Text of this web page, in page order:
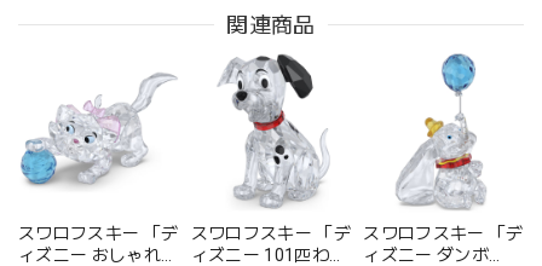
関連商品
スワロフスキー 「デ
ィズニー おしゃれキ
スワロフスキー 「デ
ィズニー 101匹わん
スワロフスキー 「デ
ィズニー ダンボ